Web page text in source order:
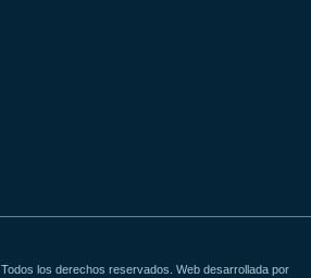
Todos los derechos reservados. Web desarrollada por